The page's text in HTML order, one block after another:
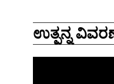
ಉತ್ಪನ್ನ